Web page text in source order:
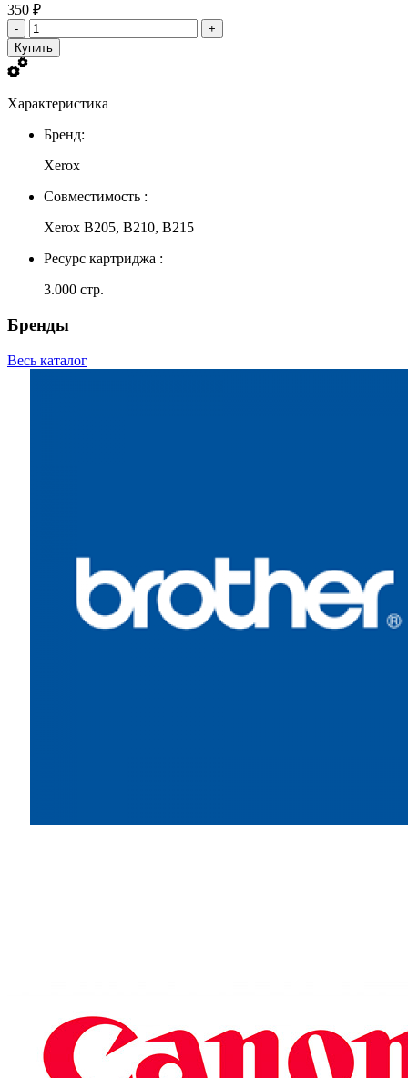
350 ₽
-
+
Купить
Характеристика
Бренд:
Xerox
Совместимость :
Xerox B205, B210, B215
Ресурс картриджа :
3.000 стр.
Бренды
Весь каталог